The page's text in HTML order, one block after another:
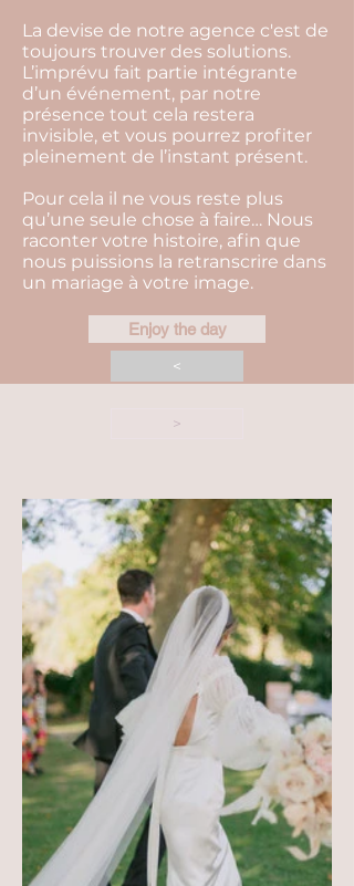
La devise de notre agence c'est de
toujours trouver des solutions.
L’imprévu fait partie intégrante
d’un événement, par notre
présence tout cela restera
invisible, et vous pourrez profiter
pleinement de l’instant présent.
Pour cela il ne vous reste plus
qu’une seule chose à faire… Nous
raconter votre histoire, afin que
nous puissions la retranscrire dans
un mariage à votre image.
Enjoy the day
<
>